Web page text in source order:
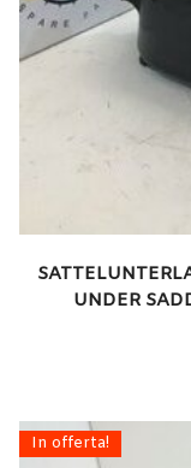
UNDER
In offerta!